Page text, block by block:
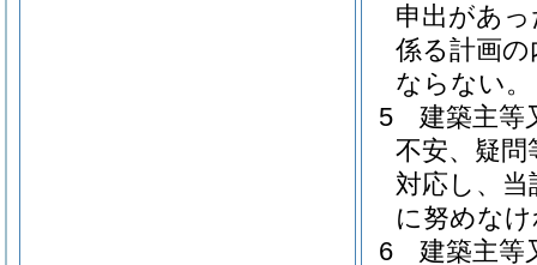
申出があ
係る計画
ならない。
5
建築主等
不安、疑
対応し、
に努めな
6
建築主等